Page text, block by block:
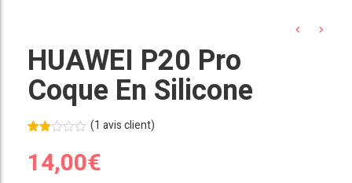
HUAWEI P20 Pro
Coque En Silicone
2.00
sur
(1 avis client)
14,00€